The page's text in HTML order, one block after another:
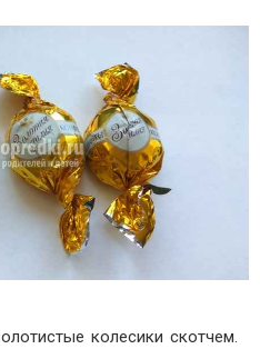
колесики скотчем.